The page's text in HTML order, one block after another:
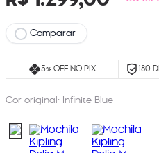
Comparar
5% OFF NO PIX 180
Cor original: Infinite Blue